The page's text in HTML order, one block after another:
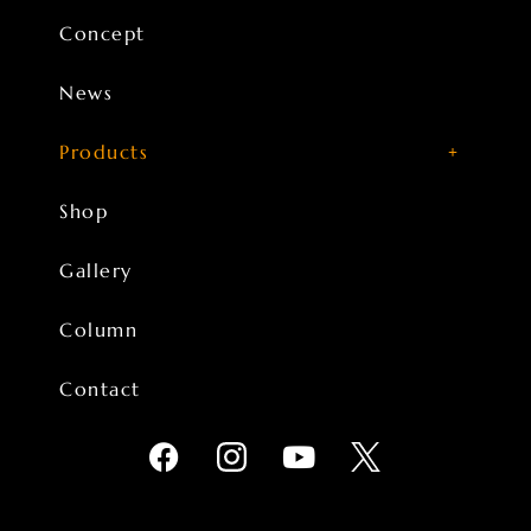
Concept
News
Products
Shop
Gallery
Column
Contact